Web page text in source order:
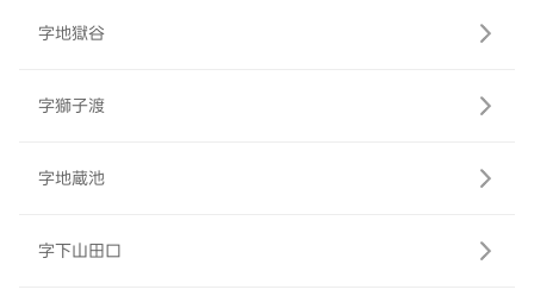
字地獄谷
字獅子渡
字地蔵池
字下山田口